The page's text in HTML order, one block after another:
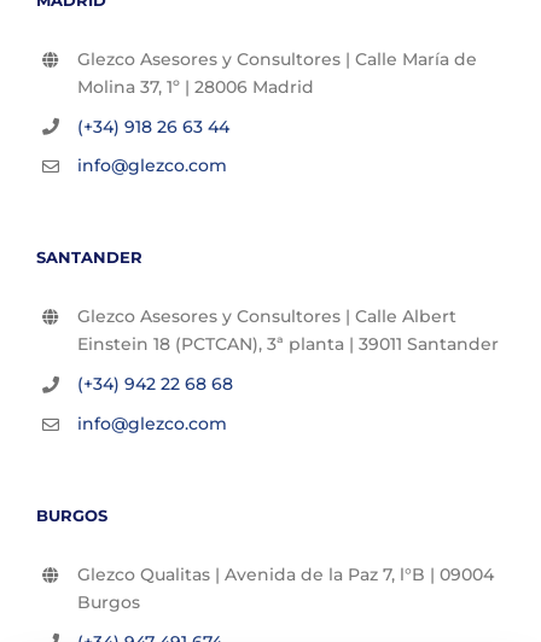
Glezco Asesores y Consultores | Calle María de
Molina 37, 1º | 28006 Madrid
(+34) 918 26 63 44
info@glezco.com
SANTANDER
Glezco Asesores y Consultores | Calle Albert
Einstein 18 (PCTCAN), 3ª planta | 39011 Santander
(+34) 942 22 68 68
info@glezco.com
BURGOS
Glezco Qualitas | Avenida de la Paz 7, l°B | 09004
Burgos